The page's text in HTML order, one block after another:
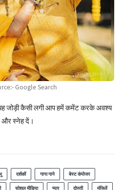
Google Search
जोड़ी कैसी लगी आप हमें कमेंट करके अवश्य
और स्नेह दें।
दर्शकों गाना गाने बेस्ट कंपोजर
सोशल मीडिया प्यार दोस्ती मंजिलें